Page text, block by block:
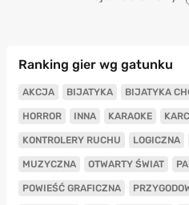
Ranking gier wg gatunku
AKCJA BIJATYKA BIJATYKA
HORROR INNA KARAOKE
KONTROLERY RUCHU LOGICZNA
MUZYCZNA OTWARTY ŚWIAT
POWIEŚĆ GRAFICZNA